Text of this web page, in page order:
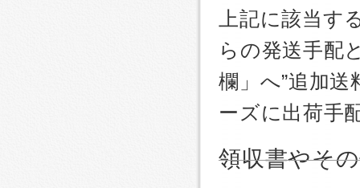
上記に該当
らの発送手配
欄」へ”追加
ーズに出荷手
領収書やそ